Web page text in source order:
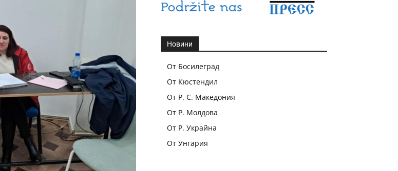
Новини
От Босилеград
От Кюстендил
От Р. С. Македония
От Р. Молдова
От Р. Украйна
От Унгария